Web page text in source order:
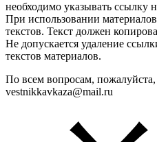
необходимо указывать ссылку
При использовании
текстов. Текст должен
Не допускается удаление
текстов материалов.
По всем вопросам,
vestnikkavkaza@mail.ru